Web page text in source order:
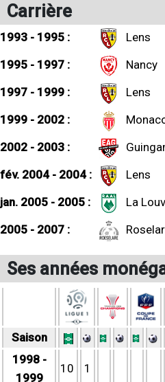
Carrière
1993 - 1995 :
Lens
1995 - 1997 :
Nancy
1997 - 1999 :
Lens
1999 - 2002 :
2002 - 2003 :
fév. 2004 - 2004 :
Lens
jan. 2005 - 2005 :
La
2005 - 2007 :
Ses années
Saison
1998 -
1999
10 1